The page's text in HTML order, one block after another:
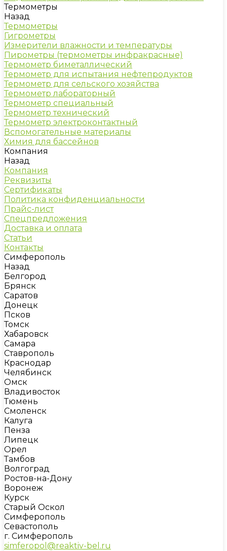
Термометры
Назад
Термометры
Гигрометры
Измерители влажности и температуры
Пирометры (термометры инфракрасные)
Термометр биметаллический
Термометр для испытания нефтепродуктов
Термометр для сельского хозяйства
Термометр лабораторный
Термометр специальный
Термометр технический
Термометр электроконтактный
Вспомогательные материалы
Химия для бассейнов
Компания
Назад
Компания
Реквизиты
Сертификаты
Политика конфиденциальности
Прайс-лист
Спецпредложения
Доставка и оплата
Статьи
Контакты
Симферополь
Назад
Белгород
Брянск
Саратов
Донецк
Псков
Томск
Хабаровск
Самара
Ставрополь
Краснодар
Челябинск
Омск
Владивосток
Тюмень
Смоленск
Калуга
Пенза
Липецк
Орел
Тамбов
Волгоград
Ростов-на-Дону
Воронеж
Курск
Старый Оскол
Симферополь
Севастополь
г. Симферополь
simferopol@reaktiv-bel.ru